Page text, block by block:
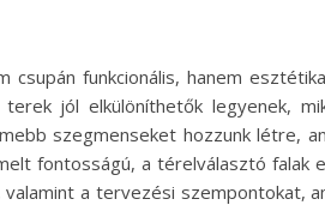
funkcionális, hanem
jól elkülöníthetők legyenek,
szegmenseket hozzunk létre,
fontosságú, a térelválasztó falak
a tervezési szempontokat,